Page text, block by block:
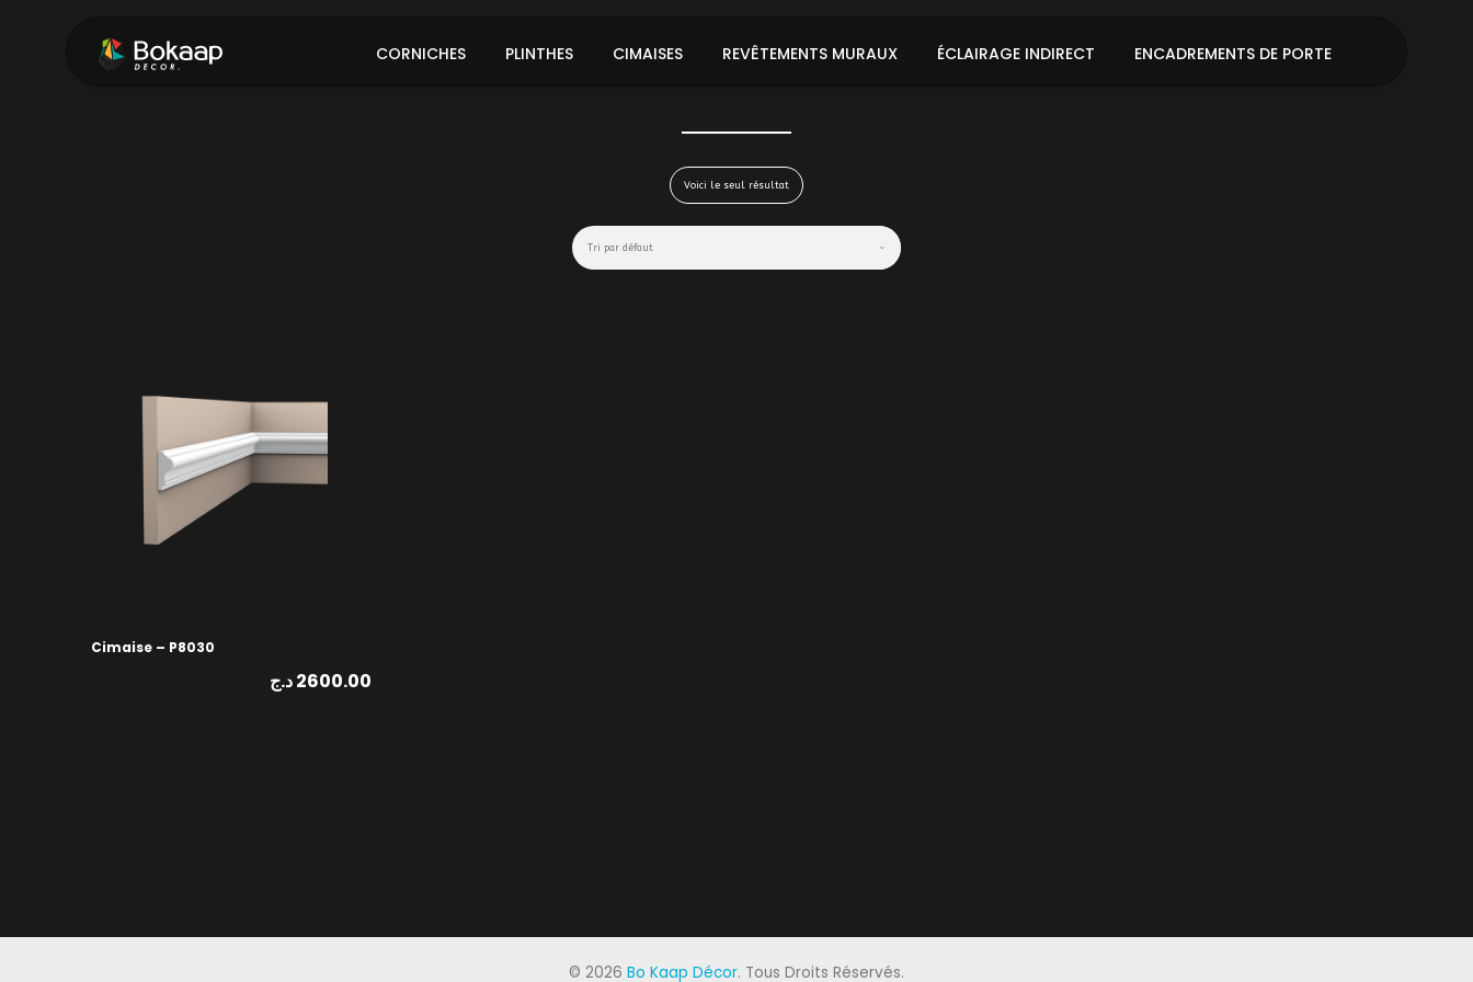
CORNICHES PLINTHES CIMAISES REVÊTEMENTS MURAUX ÉCLAIRAGE INDIRECT ENCADREMENTS DE PORTE
Voici le seul résultat
Cimaise – P8030
2600.00د.ج
© 2026 Bo Kaap Décor. Tous Droits Réservés.